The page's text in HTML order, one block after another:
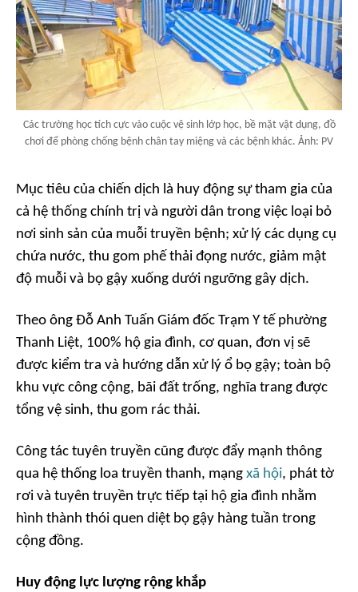
Các trường học tích cực vào cuộc vệ sinh lớp học, bề mặt vật dụng, đồ
chơi để phòng chống bệnh chân tay miệng và các bệnh khác. Ảnh: PV
Mục tiêu của chiến dịch là huy động sự tham gia của
cả hệ thống chính trị và người dân trong việc loại bỏ
nơi sinh sản của muỗi truyền bệnh; xử lý các dụng cụ
chứa nước, thu gom phế thải đọng nước, giảm mật
độ muỗi và bọ gậy xuống dưới ngưỡng gây dịch.
Theo ông Đỗ Anh Tuấn Giám đốc Trạm Y tế phường
Thanh Liệt, 100% hộ gia đình, cơ quan, đơn vị sẽ
được kiểm tra và hướng dẫn xử lý ổ bọ gậy; toàn bộ
khu vực công cộng, bãi đất trống, nghĩa trang được
tổng vệ sinh, thu gom rác thải.
Công tác tuyên truyền cũng được đẩy mạnh thông
qua hệ thống loa truyền thanh, mạng xã hội, phát tờ
rơi và tuyên truyền trực tiếp tại hộ gia đình nhằm
hình thành thói quen diệt bọ gậy hàng tuần trong
cộng đồng.
Huy động lực lượng rộng khắp